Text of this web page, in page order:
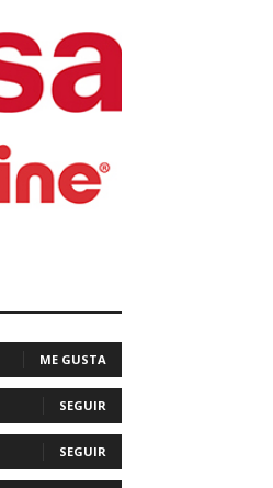
ME GUSTA
SEGUIR
SEGUIR